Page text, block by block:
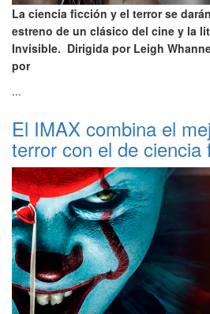
La ciencia ficción y el terror se
estreno de un clásico del cine y la
Invisible. Dirigida por Leigh
por
...
El IMAX combina el
terror con el de ciencia